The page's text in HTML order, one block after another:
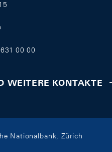
00 00
WEITERE KONTAKTE
Nationalbank, Zürich